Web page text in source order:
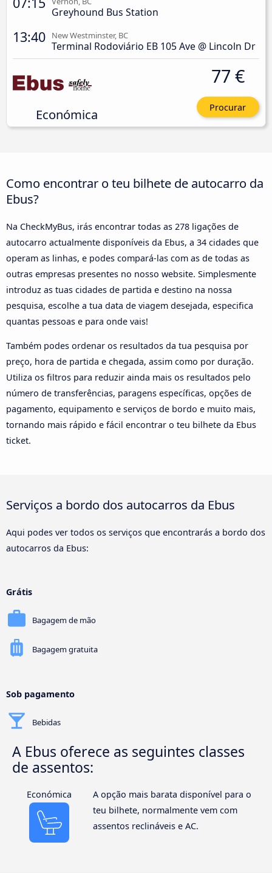
Greyhound Bus Station
13:40 New Westminster, BC
Terminal Rodoviário EB 105 Ave @ Lincoln Dr
Económica
77 €
Procurar
Como encontrar o teu bilhete de autocarro da
Ebus?
Na CheckMyBus, irás encontrar todas as 278 ligações de
autocarro actualmente disponíveis da Ebus, a 34 cidades que
operam as linhas, e podes compará-las com as de todas as
outras empresas presentes no nosso website. Simplesmente
introduz as tuas cidades de partida e destino na nossa
pesquisa, escolhe a tua data de viagem desejada, especifica
quantas pessoas e para onde vais!
Também podes ordenar os resultados da tua pesquisa por
preço, hora de partida e chegada, assim como por duração.
Utiliza os filtros para reduzir ainda mais os resultados pelo
número de transferências, paragens específicas, opções de
pagamento, equipamento e serviços de bordo e muito mais,
tornando mais rápido e fácil encontrar o teu bilhete da Ebus
ticket.
Serviços a bordo dos autocarros da Ebus
Aqui podes ver todos os serviços que encontrarás a bordo dos
autocarros da Ebus:
Grátis
Bagagem de mão
Bagagem gratuita
Sob pagamento
Bebidas
A Ebus oferece as seguintes classes
de assentos:
Económica
A opção mais barata disponível para o
teu bilhete, normalmente vem com
assentos reclináveis e AC.